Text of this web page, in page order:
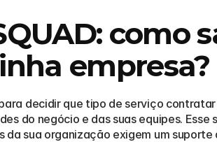
como
empresa?
decidir que tipo de serviço
do negócio e das suas equipes.
sua organização exigem um